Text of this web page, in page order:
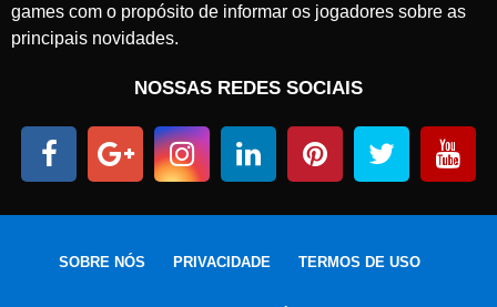
games com o propósito de informar os jogadores sobre as
principais novidades.
NOSSAS REDES SOCIAIS
SOBRE NÓS PRIVACIDADE TERMOS DE USO